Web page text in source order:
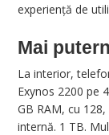
experiență de
Mai
La interior,
Exynos 2200 pe
GB RAM, cu
internă. 1 TB.